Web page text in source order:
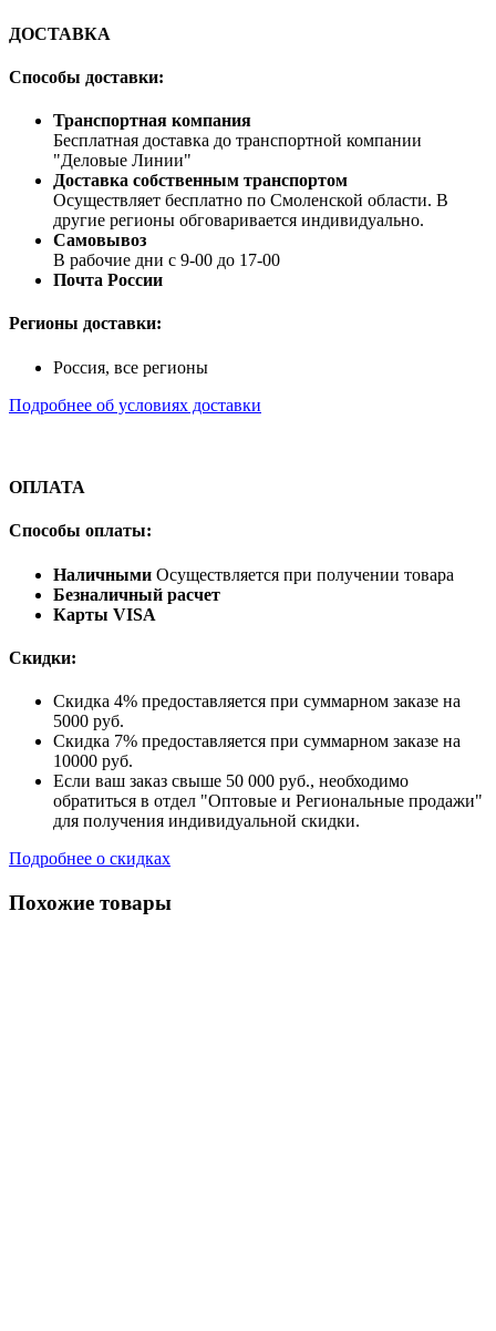
ДОСТАВКА
Способы доставки:
Транспортная компания
Бесплатная доставка до транспортной компании
"Деловые Линии"
Доставка собственным транспортом
Осуществляет бесплатно по Смоленской области. В
другие регионы обговаривается индивидуально.
Самовывоз
В рабочие дни с 9-00 до 17-00
Почта России
Регионы доставки:
Россия, все регионы
Подробнее об условиях доставки
ОПЛАТА
Способы оплаты:
Наличными Осуществляется при получении товара
Безналичный расчет
Карты VISA
Скидки:
Скидка 4% предоставляется при суммарном заказе на
5000 руб.
Скидка 7% предоставляется при суммарном заказе на
10000 руб.
Если ваш заказ свыше 50 000 руб., необходимо
обратиться в отдел "Оптовые и Региональные продажи"
для получения индивидуальной скидки.
Подробнее о скидках
Похожие товары